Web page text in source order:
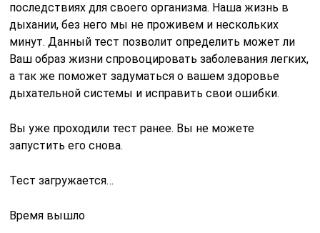
последствиях для своего организма. Наша жизнь в
дыхании, без него мы не проживем и нескольких
минут. Данный тест позволит определить может ли
Ваш образ жизни спровоцировать заболевания легких,
а так же поможет задуматься о вашем здоровье
дыхательной системы и исправить свои ошибки.
Вы уже проходили тест ранее. Вы не можете
запустить его снова.
Тест загружается…
Время вышло